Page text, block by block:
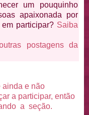
um pouquinho
apaixonada por
em participar? Saiba
postagens da
ainda e não
a participar, então
a seção.